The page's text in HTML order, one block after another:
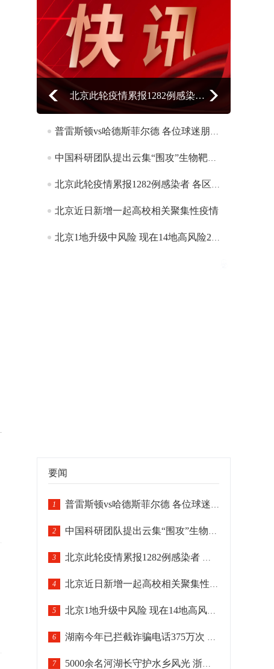
北京此轮疫情累报1282例感染者 各区疫情呈差异化分布
普雷斯顿vs哈德斯菲尔德 各位球迷朋友敬请留意
中国科研团队提出云集“围攻”生物靶标智能纳米机器人模型
北京此轮疫情累报1282例感染者 各区疫情呈差异化分布
北京近日新增一起高校相关聚集性疫情
北京1地升级中风险 现在14地高风险29地中风险
要闻
1 普雷斯顿vs哈德斯菲尔德 各位球迷朋友敬请留意
2 中国科研团队提出云集“围攻”生物靶标智能纳米机器人模型
3 北京此轮疫情累报1282例感染者 各区疫情呈差异化分布
4 北京近日新增一起高校相关聚集性疫情
5 北京1地升级中风险 现在14地高风险29地中风险
6 湖南今年已拦截诈骗电话375万次 劝阻逾261万名潜在受害群众
7 5000余名河湖长守护水乡风光 浙江绍兴十年治水汇清流